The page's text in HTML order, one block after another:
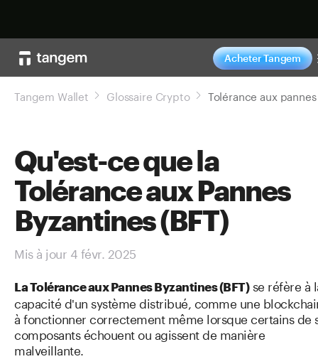
Acheter Tangem
Tangem Wallet Glossaire Crypto
Qu'est-ce que la
Tolérance aux Pannes
Byzantines (BFT)
Mis à jour 4 févr. 2025
La Tolérance aux Pannes Byzantines (BFT)se réfère à
capacité d'un système distribué, comme une
à fonctionner correctement même lorsque certains de
composants échouent ou agissent de manière
malveillante.